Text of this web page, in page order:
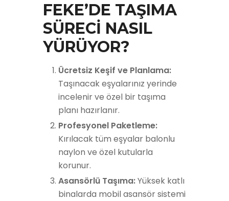
FEKE’DE TAŞIMA
SÜRECİ NASIL
YÜRÜYOR?
Ücretsiz Keşif ve Planlama:
Taşınacak eşyalarınız yerinde
incelenir ve özel bir taşıma
planı hazırlanır.
Profesyonel Paketleme:
Kırılacak tüm eşyalar balonlu
naylon ve özel kutularla
korunur.
Asansörlü Taşıma:Yüksek katlı
binalarda mobil asansör sistemi